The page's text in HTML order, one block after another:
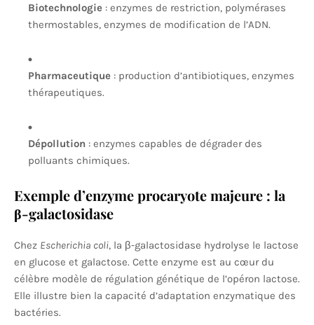
Biotechnologie : enzymes de restriction, polymérases
thermostables, enzymes de modification de l’ADN.
Pharmaceutique : production d’antibiotiques, enzymes
thérapeutiques.
Dépollution : enzymes capables de dégrader des
polluants chimiques.
Exemple d’enzyme procaryote majeure : la
β-galactosidase
Chez Escherichia coli, la β-galactosidase hydrolyse le lactose
en glucose et galactose. Cette enzyme est au cœur du
célèbre modèle de régulation génétique de l’opéron lactose.
Elle illustre bien la capacité d’adaptation enzymatique des
bactéries.